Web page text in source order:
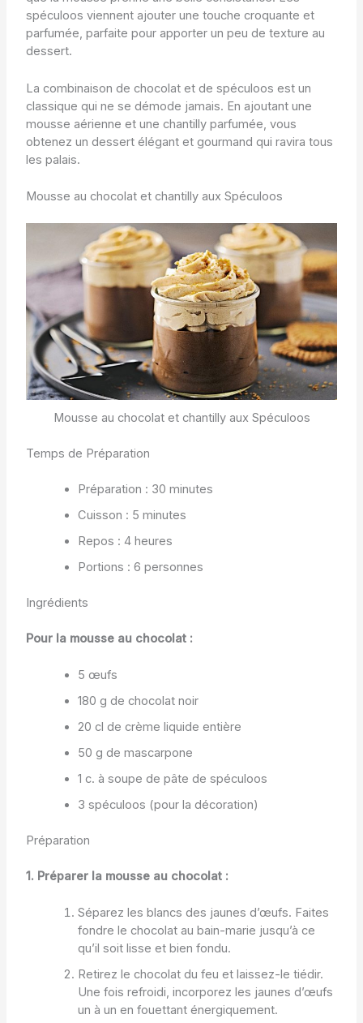
spéculoos viennent ajouter une touche croquante et
parfumée, parfaite pour apporter un peu de texture au
dessert.
La combinaison de chocolat et de spéculoos est un
classique qui ne se démode jamais. En ajoutant une
mousse aérienne et une chantilly parfumée, vous
obtenez un dessert élégant et gourmand qui ravira tous
les palais.
Mousse au chocolat et chantilly aux Spéculoos
Mousse au chocolat et chantilly aux Spéculoos
Temps de Préparation
Préparation : 30 minutes
Cuisson : 5 minutes
Repos : 4 heures
Portions : 6 personnes
Ingrédients
Pour la mousse au chocolat :
5 œufs
180 g de chocolat noir
20 cl de crème liquide entière
50 g de mascarpone
1 c. à soupe de pâte de spéculoos
3 spéculoos (pour la décoration)
Préparation
1. Préparer la mousse au chocolat :
Séparez les blancs des jaunes d’œufs. Faites
fondre le chocolat au bain-marie jusqu’à ce
qu’il soit lisse et bien fondu.
Retirez le chocolat du feu et laissez-le tiédir.
Une fois refroidi, incorporez les jaunes d’œufs
un à un en fouettant énergiquement.